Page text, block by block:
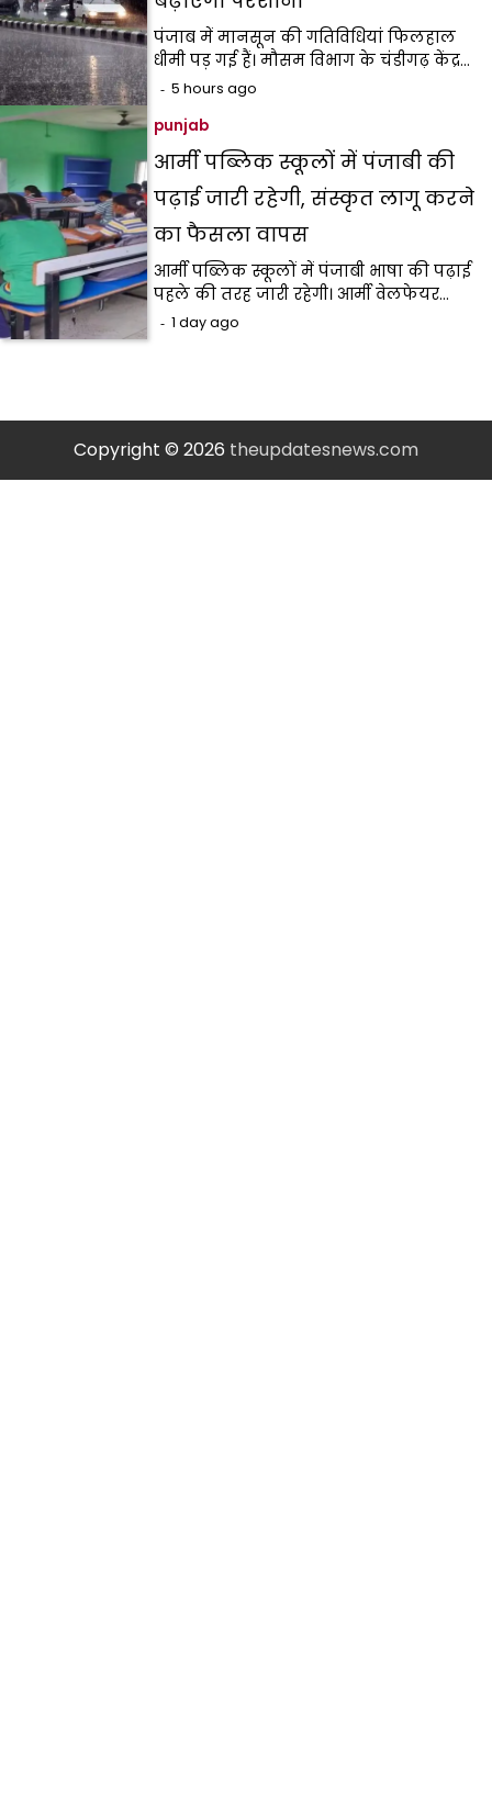
पंजाब में मानसून की गतिविधियां फिलहाल
धीमी पड़ गई हैं। मौसम विभाग के चंडीगढ़ केंद्र…
5 hours ago
punjab
आर्मी पब्लिक स्कूलों में पंजाबी की
पढ़ाई जारी रहेगी, संस्कृत लागू करने
का फैसला वापस
आर्मी पब्लिक स्कूलों में पंजाबी भाषा की पढ़ाई
पहले की तरह जारी रहेगी। आर्मी वेलफेयर…
1 day ago
Copyright © 2026 theupdatesnews.com